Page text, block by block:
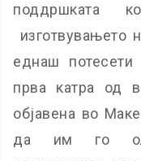
поддршката
изготвувањето
еднаш потесети
прва катра од
објавена во
да им го